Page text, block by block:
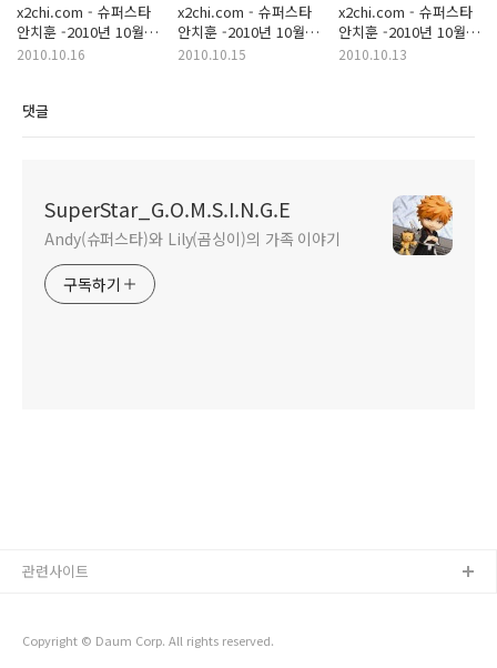
x2chi.com - 슈퍼스타
안치훈 -2010년 10월
16일
2010.10.16
x2chi.com - 슈퍼스타
안치훈 -2010년 10월
15일
2010.10.15
x2chi.com - 슈퍼스타
안치훈 -2010년 10월
12일
2010.10.13
댓글
SuperStar_G.O.M.S.I.N.G.E
Andy(슈퍼스타)와 Lily(곰싱이)의 가족 이야기
구독하기
Copyright © Daum Corp. All rights reserved.
관련사이트